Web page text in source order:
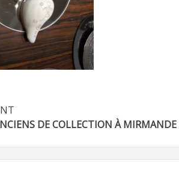
DE COLLECTION À MIRMANDE